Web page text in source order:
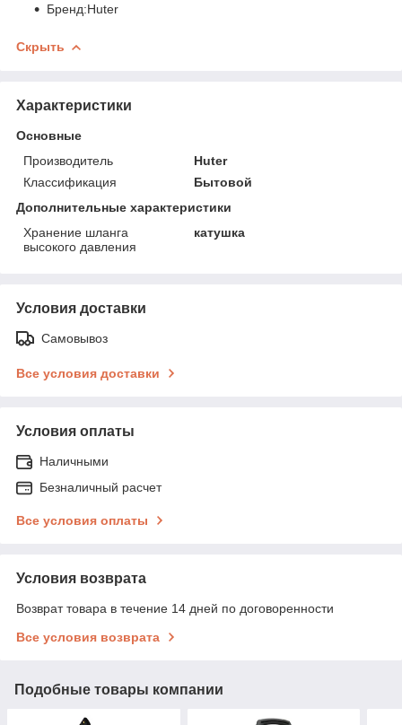
Бренд:Huter
Скрыть
Характеристики
Основные
Производитель
Huter
Классификация
Бытовой
Дополнительные характеристики
Хранение шланга
высокого давления
катушка
Условия доставки
Самовывоз
Все условия доставки
Условия оплаты
Наличными
Безналичный расчет
Все условия оплаты
Условия возврата
Возврат товара в течение 14 дней по договоренности
Все условия возврата
Подобные товары компании